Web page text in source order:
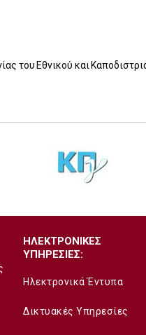
του Εθνικού και
ΗΛΕΚΤΡΟΝΙΚΕΣ
ΥΠΗΡΕΣΙΕΣ:
Ηλεκτρονικά Έντυπα
Δικτυακές Υπηρεσίες